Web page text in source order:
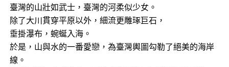
臺灣的山壯如武士，臺灣的河柔似少女。
除了大川貫穿平原以外，細流更雕琢巨石，
垂掛瀑布，蜿蜒入海。
於是，山與水的一番愛戀，為臺灣輿圖勾勒了絕美的海岸
線。